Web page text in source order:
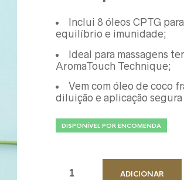
Inclui 8 óleos CPTG
equilíbrio e imunidade;
Ideal para massagens
AromaTouch Technique;
Vem com óleo de coco
diluição e aplicação segura
DISPONÍVEL POR ENCOMENDA
ADICIONAR